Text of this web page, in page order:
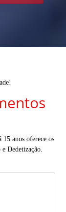
15 anos oferece os
Dedetização.